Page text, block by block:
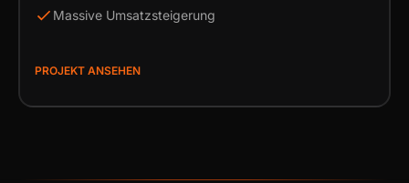
Massive Umsatzsteigerung
PROJEKT ANSEHEN